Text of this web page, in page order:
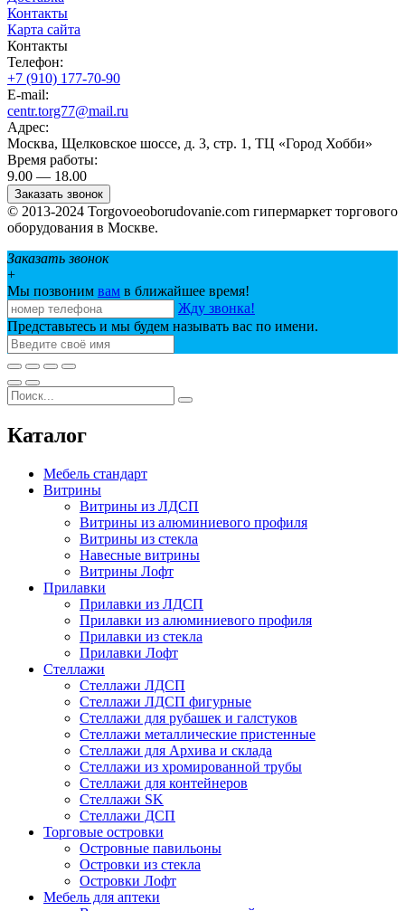
Контакты
Карта сайта
Контакты
Телефон:
+7 (910) 177-70-90
E-mail:
centr.torg77@mail.ru
Адрес:
Москва, Щелковское шоссе, д. 3, стр. 1, ТЦ «Город Хобби»
Время работы:
9.00 — 18.00
Заказать звонок
© 2013-2024 Torgovoeoborudovanie.com гипермаркет торгового
оборудования в Москве.
Заказать звонок
+
Мы позвоним вам в ближайшее время!
Жду звонка!
Представьтесь и мы будем называть вас по имени.
Каталог
Мебель стандарт
Витрины
Витрины из ЛДСП
Витрины из алюминиевого профиля
Витрины из стекла
Навесные витрины
Витрины Лофт
Прилавки
Прилавки из ЛДСП
Прилавки из алюминиевого профиля
Прилавки из стекла
Прилавки Лофт
Стеллажи
Стеллажи ЛДСП
Стеллажи ЛДСП фигурные
Стеллажи для рубашек и галстуков
Стеллажи металлические пристенные
Стеллажи для Архива и склада
Стеллажи из хромированной трубы
Стеллажи для контейнеров
Стеллажи SK
Стеллажи ДСП
Торговые островки
Островные павильоны
Островки из стекла
Островки Лофт
Мебель для аптеки